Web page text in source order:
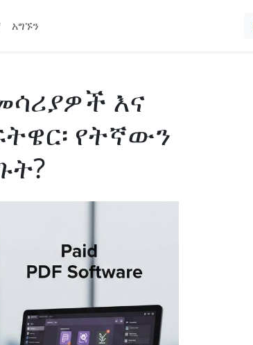
አግኙን
እና
የትኛውን